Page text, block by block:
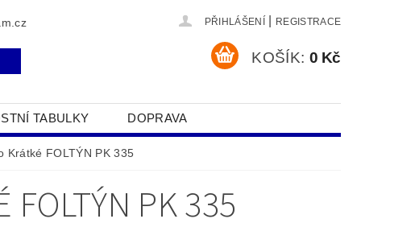
PŘIHLÁŠENÍ REGISTRACE
KOŠÍK: 0 Kč
TABULKY DOPRAVA
OSOBNÍCH ÚDAJŮ
Krátké FOLTÝN PK 335
FOLTÝN PK 335